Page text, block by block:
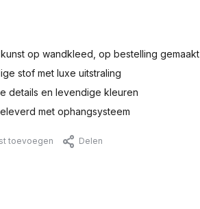
op wandkleed, op bestelling gemaakt
stof met luxe uitstraling
details en levendige kleuren
met ophangsysteem
toevoegen Delen